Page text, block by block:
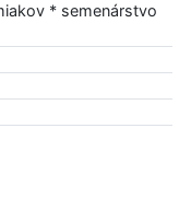
* semenárstvo